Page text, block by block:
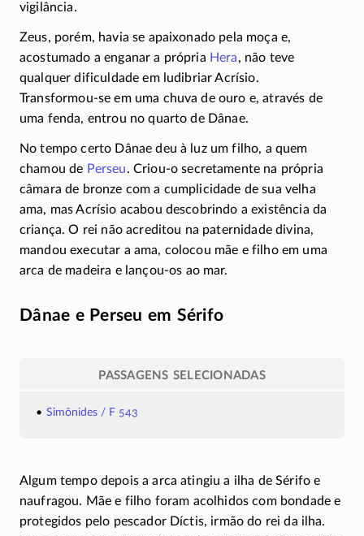
vigilância.
Zeus, porém, havia se apaixonado pela moça e,
acostumado a enganar a própria Hera, não teve
qualquer dificuldade em ludibriar Acrísio.
Transformou-se em uma chuva de ouro e, através de
uma fenda, entrou no quarto de Dânae.
No tempo certo Dânae deu à luz um filho, a quem
chamou de Perseu. Criou-o secretamente na própria
câmara de bronze com a cumplicidade de sua velha
ama, mas Acrísio acabou descobrindo a existência da
criança. O rei não acreditou na paternidade divina,
mandou executar a ama, colocou mãe e filho em uma
arca de madeira e lançou-os ao mar.
Dânae e Perseu em Sérifo
PASSAGENS SELECIONADAS
Simônides / F 543
Algum tempo depois a arca atingiu a ilha de Sérifo e
naufragou. Mãe e filho foram acolhidos com bondade e
protegidos pelo pescador Díctis, irmão do rei da ilha.